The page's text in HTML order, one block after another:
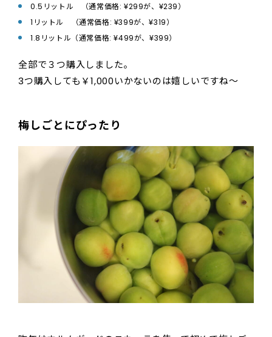
0.5リットル （通常価格: ¥299が、¥239）
1リットル （通常価格: ¥399が、¥319）
1.8リットル（通常価格: ¥499が、¥399）
全部で３つ購入しました。
3つ購入しても￥1,000いかないのは嬉しいですね～
梅しごとにぴったり